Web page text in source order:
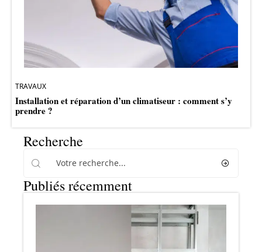
TRAVAUX
Installation et réparation d’un climatiseur : comment s’y
prendre ?
Recherche
Publiés récemment